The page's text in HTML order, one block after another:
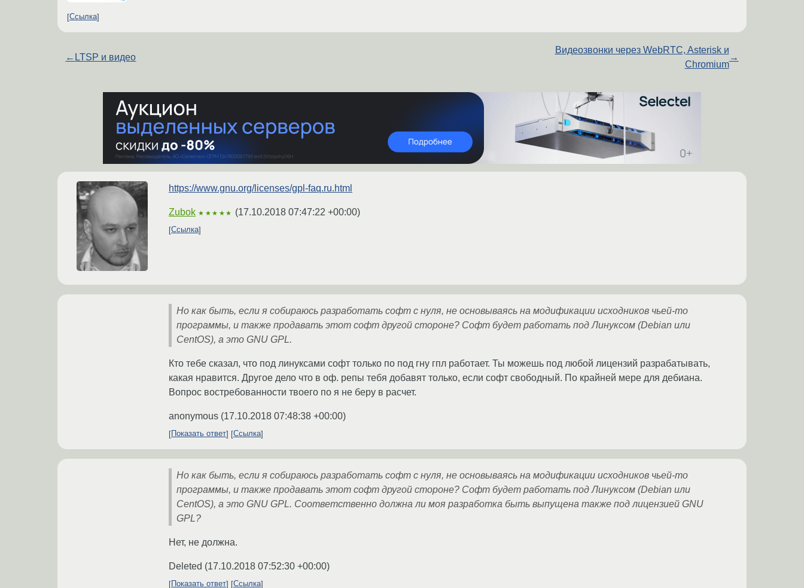
Ссылка
← LTSP и видео
Видеозвонки через WebRTC, Asterisk и
Chromium
→
https://www.gnu.org/licenses/gpl-faq.ru.html
Zubok ★★★★★ (17.10.2018 07:47:22 +00:00)
Ссылка
Но как быть, если я собираюсь разработать софт с нуля, не основываясь на модификации исходников чьей-то
программы, и также продавать этот софт другой стороне? Софт будет работать под Линуксом (Debian или
CentOS), а это GNU GPL.
Кто тебе сказал, что под линуксами софт только по под гну гпл работает. Ты можешь под любой лицензий разрабатывать,
какая нравится. Другое дело что в оф. репы тебя добавят только, если софт свободный. По крайней мере для дебиана.
Вопрос востребованности твоего по я не беру в расчет.
anonymous (17.10.2018 07:48:38 +00:00)
Показать ответ Ссылка
Но как быть, если я собираюсь разработать софт с нуля, не основываясь на модификации исходников чьей-то
программы, и также продавать этот софт другой стороне? Софт будет работать под Линуксом (Debian или
CentOS), а это GNU GPL. Соответственно должна ли моя разработка быть выпущена также под лицензией GNU
GPL?
Нет, не должна.
Deleted (17.10.2018 07:52:30 +00:00)
Показать ответ Ссылка